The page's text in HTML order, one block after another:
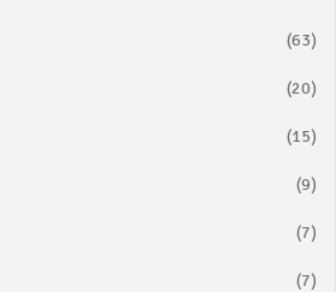
(63)
(20)
(15)
(9)
(7)
(7)